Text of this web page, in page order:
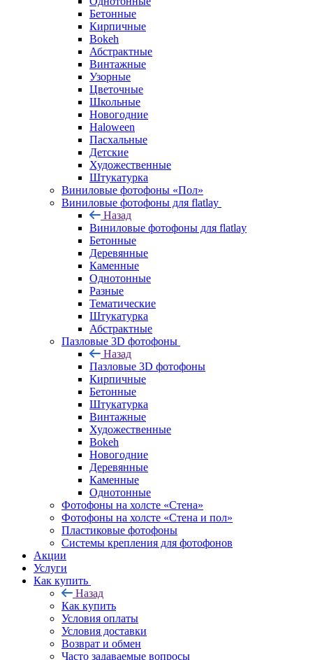
Бетонные
Кирпичные
Bokeh
Абстрактные
Винтажные
Узорные
Цветочные
Школьные
Новогодние
Haloween
Пасхальные
Детские
Художественные
Штукатурка
Виниловые фотофоны «Пол»
Виниловые фотофоны для flatlay
Назад
Виниловые фотофоны для flatlay
Бетонные
Деревянные
Каменные
Однотонные
Разные
Тематические
Штукатурка
Абстрактные
Пазловые 3D фотофоны
Назад
Пазловые 3D фотофоны
Кирпичные
Бетонные
Штукатурка
Винтажные
Художественные
Bokeh
Новогодние
Деревянные
Каменные
Однотонные
Фотофоны на холсте «Стена»
Фотофоны на холсте «Стена и пол»
Пластиковые фотофоны
Системы крепления для фотофонов
Акции
Услуги
Как купить
Назад
Как купить
Условия оплаты
Условия доставки
Возврат и обмен
Часто задаваемые вопросы